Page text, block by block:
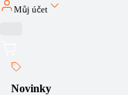
Můj účet
Novinky